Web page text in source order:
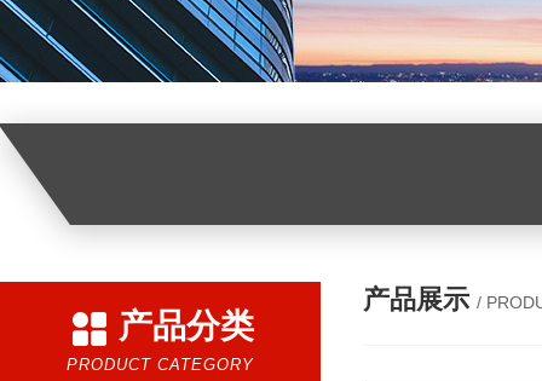
产品分类
PRODUCT CATEGORY
产品展示 /